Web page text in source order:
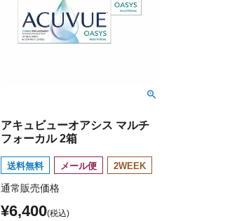
アキュビューオアシス マルチ
フォーカル 2箱
送料無料 メール便 2WEEK
通常販売価格
¥6,400